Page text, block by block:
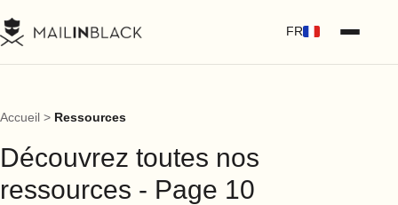
FR
Accueil > Ressources
Découvrez toutes nos
ressources - Page 10